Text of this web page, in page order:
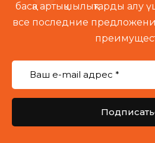
басқа артықшылықтарды алу
все последние